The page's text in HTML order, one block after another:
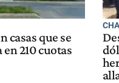
casas que se
210 cuotas